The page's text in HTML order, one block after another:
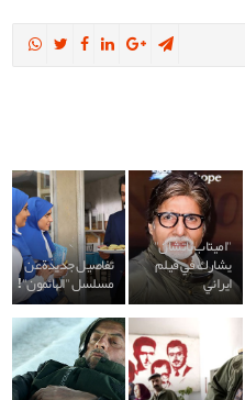
"اميتاب باتشان"
يشارك في فيلم
ايراني
تفاصيل جديدة عن
مسلسل "الهائمون"!